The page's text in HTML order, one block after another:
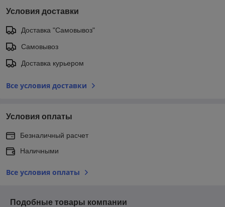
Условия доставки
Доставка "Самовывоз"
Самовывоз
Доставка курьером
Все условия доставки
Условия оплаты
Безналичный расчет
Наличными
Все условия оплаты
Подобные товары компании